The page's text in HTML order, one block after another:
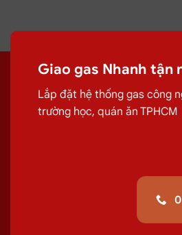
Giao gas Nhanh tận
Lắp đặt hệ thống gas công
trường học, quán ăn TPHCM